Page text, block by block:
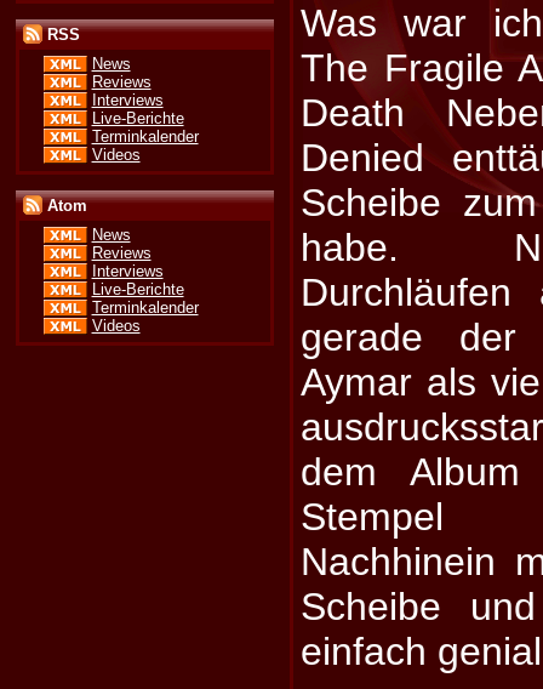
RSS
News
Reviews
Interviews
Live-Berichte
Terminkalender
Videos
Atom
News
Reviews
Interviews
Live-Berichte
Terminkalender
Videos
Was war
The Fragile
Death
Denied
Scheibe
habe.
gerade der
Aymar als
dem
Stempel
Nachhinein
Scheibe
einfach